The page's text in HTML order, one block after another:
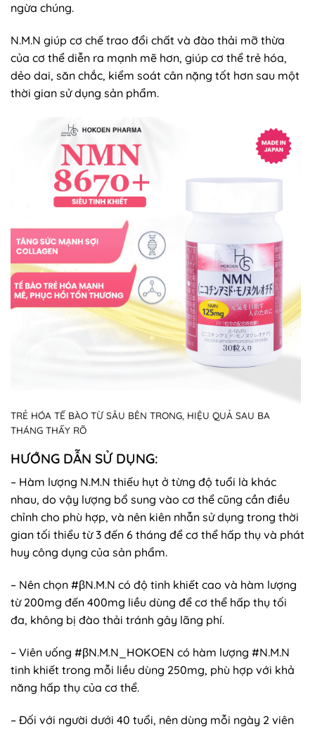
ngừa chúng.
N.M.N giúp cơ chế trao đổi chất và đào thải mỡ thừa
của cơ thể diễn ra mạnh mẽ hơn, giúp cơ thể trẻ hóa,
dẻo dai, săn chắc, kiểm soát cân nặng tốt hơn sau một
thời gian sử dụng sản phẩm.
TRẺ HÓA TẾ BÀO TỪ SÂU BÊN TRONG, HIỆU QUẢ SAU BA
THÁNG THẤY RÕ
HƯỚNG DẪN SỬ DỤNG:
– Hàm lượng N.M.N thiếu hụt ở từng độ tuổi là khác
nhau, do vậy lượng bổ sung vào cơ thể cũng cần điều
chỉnh cho phù hợp, và nên kiên nhẫn sử dụng trong thời
gian tối thiểu từ 3 đến 6 tháng để cơ thể hấp thụ và phát
huy công dụng của sản phẩm.
– Nên chọn #βN.M.N có độ tinh khiết cao và hàm lượng
từ 200mg đến 400mg liều dùng để cơ thể hấp thụ tối
đa, không bị đào thải tránh gây lãng phí.
– Viên uống #βN.M.N_HOKOEN có hàm lượng #N.M.N
tinh khiết trong mỗi liều dùng 250mg, phù hợp với khả
năng hấp thụ của cơ thể.
– Đối với người dưới 40 tuổi, nên dùng mỗi ngày 2 viên